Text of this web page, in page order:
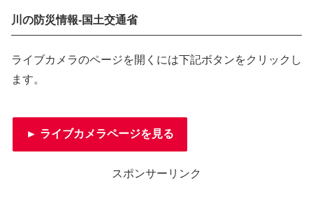
川の防災情報-国土交通省
ライブカメラのページを開くには下記ボタンをクリックし
ます。
► ライブカメラページを見る
スポンサーリンク